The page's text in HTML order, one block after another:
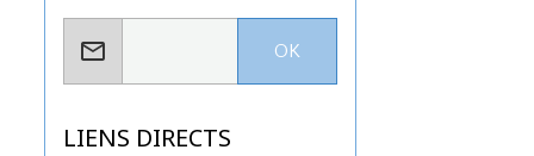
OK
LIENS DIRECTS